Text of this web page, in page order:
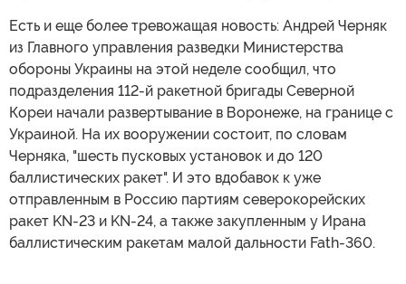
Есть и еще более тревожащая новость: Андрей Черняк
из Главного управления разведки Министерства
обороны Украины на этой неделе сообщил, что
подразделения 112-й ракетной бригады Северной
Кореи начали развертывание в Воронеже, на границе с
Украиной. На их вооружении состоит, по словам
Черняка, "шесть пусковых установок и до 120
баллистических ракет". И это вдобавок к уже
отправленным в Россию партиям северокорейских
ракет KN-23 и KN-24, а также закупленным у Ирана
баллистическим ракетам малой дальности Fath-360.